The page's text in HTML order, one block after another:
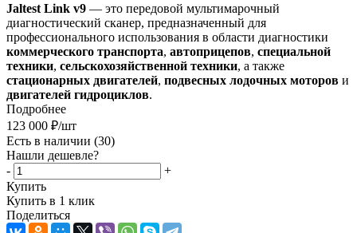
Jaltest Link v9 — это передовой мультимарочный
диагностический сканер, предназначенный для
профессионального использования в области диагностики
коммерческого транспорта, автоприцепов, специальной
техники, сельскохозяйственной техники, а также
стационарных двигателей, подвесных лодочных моторов и
двигателей гидроциклов.
Подробнее
123 000 ₽/шт
Есть в наличии (30)
Нашли дешевле?
-
+
Купить
Купить в 1 клик
Поделиться